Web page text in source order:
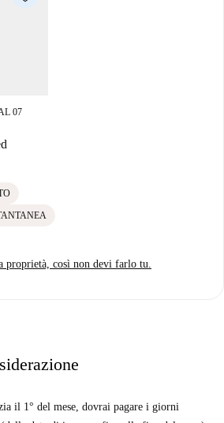
07
proprietà, così non devi farlo tu.
il 1° del mese, dovrai pagare i giorni